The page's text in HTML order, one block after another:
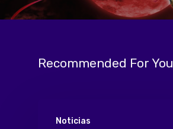
Recommended For You
Noticias